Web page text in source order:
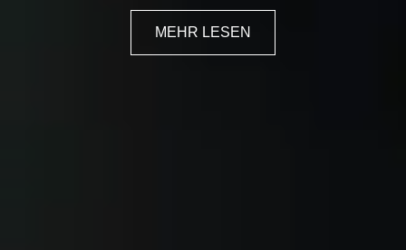
MEHR LESEN